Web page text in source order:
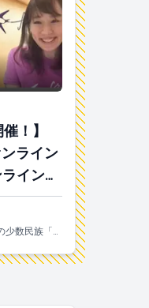
た！#オンライン開催
iroots人事meet upはオ
！】
ライン
イン開
少数民族「カ
のは、お酒と